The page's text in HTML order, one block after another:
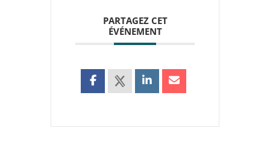
PARTAGEZ CET
ÉVÉNEMENT